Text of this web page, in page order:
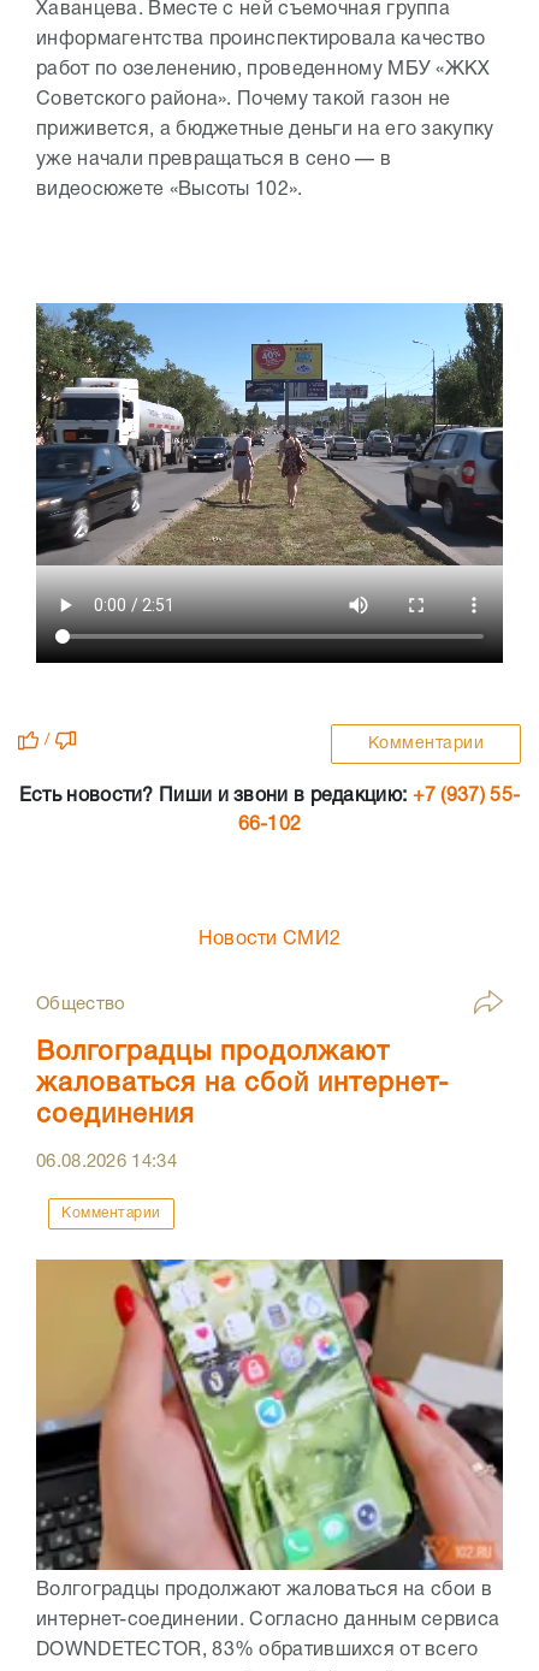
Хаванцева. Вместе с ней съемочная группа
информагентства проинспектировала качество
работ по озеленению, проведенному МБУ «ЖКХ
Советского района». Почему такой газон не
приживется, а бюджетные деньги на его закупку
уже начали превращаться в сено — в
видеосюжете «Высоты 102».
/ Комментарии
Есть новости? Пиши и звони в редакцию: +7 (937) 55-
66-102
Новости СМИ2
Общество
Волгоградцы продолжают
жаловаться на сбой интернет-
соединения
06.08.2026 14:34
Комментарии
Волгоградцы продолжают жаловаться на сбои в
интернет-соединении. Согласно данным сервиса
DOWNDETECTOR, 83% обратившихся от всего